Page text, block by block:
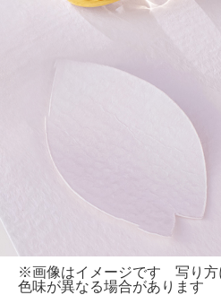
※画像はイメージです 写り方
色味が異なる場合があります